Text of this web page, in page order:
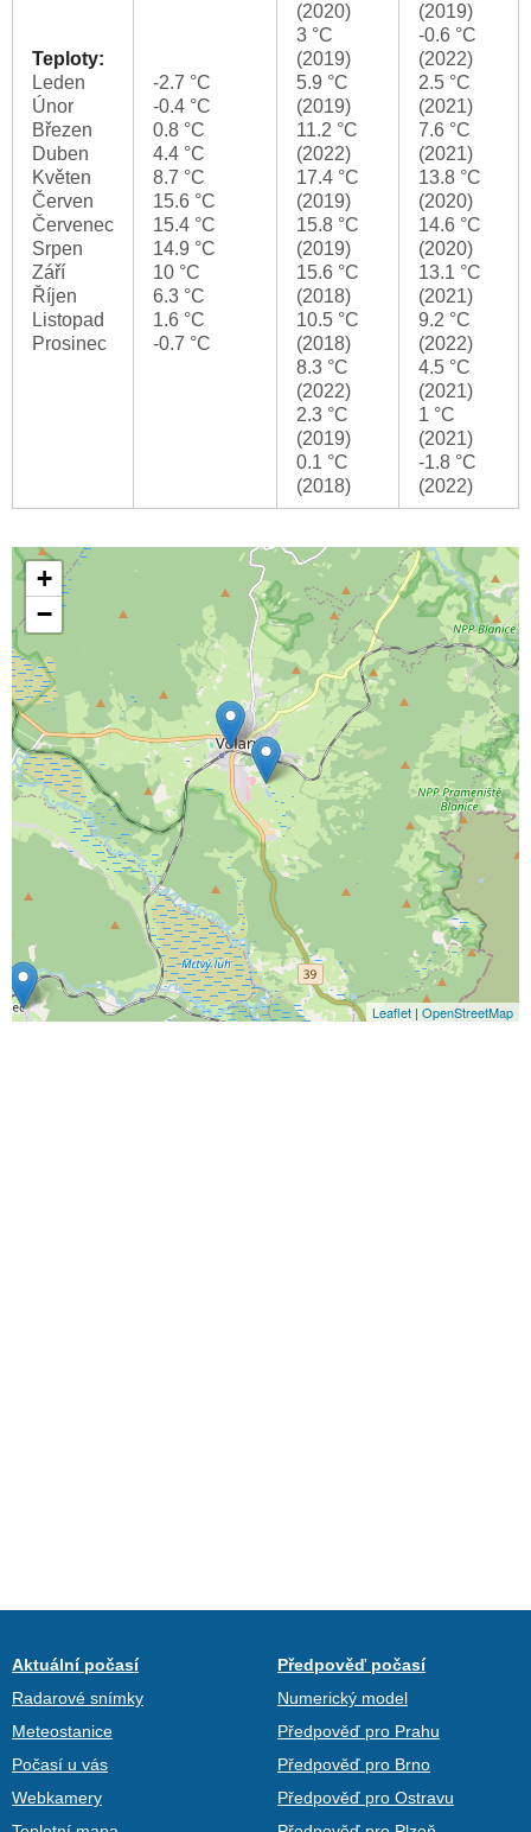
Teploty:
Leden
Únor
Březen
Duben
Květen
Červen
Červenec
Srpen
Září
Říjen
Listopad
Prosinec
-2.7 °C
-0.4 °C
0.8 °C
4.4 °C
8.7 °C
15.6 °C
15.4 °C
14.9 °C
10 °C
6.3 °C
1.6 °C
-0.7 °C
(2020)
3 °C
(2019)
5.9 °C
(2019)
11.2 °C
(2022)
17.4 °C
(2019)
15.8 °C
(2019)
15.6 °C
(2018)
10.5 °C
(2018)
8.3 °C
(2022)
2.3 °C
(2019)
0.1 °C
(2018)
(2019)
-0.6 °C
(2022)
2.5 °C
(2021)
7.6 °C
(2021)
13.8 °C
(2020)
14.6 °C
(2020)
13.1 °C
(2021)
9.2 °C
(2022)
4.5 °C
(2021)
1 °C
(2021)
-1.8 °C
(2022)
+
−
Leaflet | OpenStreetMap
Aktuální počasí
Radarové snímky
Meteostanice
Počasí u vás
Webkamery
Předpověď počasí
Numerický model
Předpověď pro Prahu
Předpověď pro Brno
Předpověď pro Ostravu